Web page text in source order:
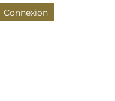
Connexion